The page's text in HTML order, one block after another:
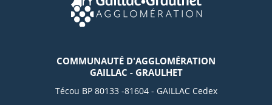
COMMUNAUTÉ D'AGGLOMÉRATION
GAILLAC - GRAULHET
Técou BP 80133 -81604 - GAILLAC Cedex